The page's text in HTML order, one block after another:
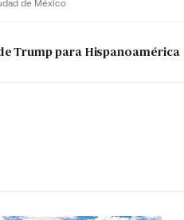
de México
Trump para Hispanoamérica